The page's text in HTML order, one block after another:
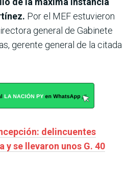
Por el MEF estuvieron
general de Gabinete
gerente general de la citada
delincuentes
y se llevaron unos G. 40